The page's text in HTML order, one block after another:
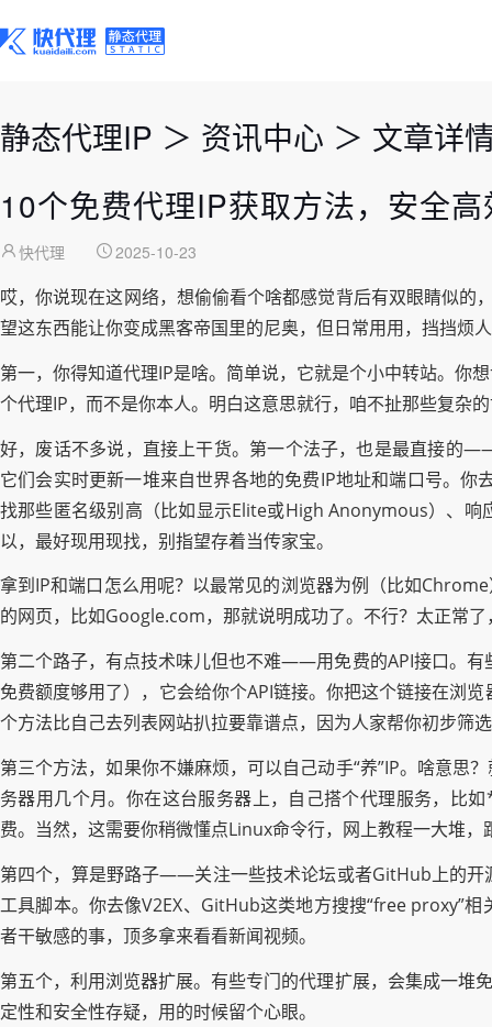
静态代理IP ＞ 资讯中心 ＞ 文章详
10个免费代理IP获取方法，安全
快代理 2025-10-23
哎，你说现在这网络，想偷偷看个啥都感觉背后有双眼睛似的
望这东西能让你变成黑客帝国里的尼奥，但日常用用，挡挡烦
第一，你得知道代理IP是啥。简单说，它就是个小中转站。你
个代理IP，而不是你本人。明白这意思就行，咱不扯那些复杂
好，废话不多说，直接上干货。第一个法子，也是最直接的
它们会实时更新一堆来自世界各地的免费IP地址和端口号。你
找那些匿名级别高（比如显示Elite或High Anonymous）、响
以，最好现用现找，别指望存着当传家宝。
拿到IP和端口怎么用呢？以最常见的浏览器为例（比如
的网页，比如Google.com，那就说明成功了。不行？太正常
第二个路子，有点技术味儿但也不难——用免费的API接口。有
免费额度够用了），它会给你个API链接。你把这个链接在浏
个方法比自己去列表网站扒拉要靠谱点，因为人家帮你初步筛
第三个方法，如果你不嫌麻烦，可以自己动手“养”IP。啥意思
务器用几个月。你在这台服务器上，自己搭个代理服务，比
费。当然，这需要你稍微懂点Linux命令行，网上教程一大堆
第四个，算是野路子——关注一些技术论坛或者GitHub上的开
工具脚本。你去像V2EX、GitHub这类地方搜搜“free proxy”
者干敏感的事，顶多拿来看看新闻视频。
第五个，利用浏览器扩展。有些专门的代理扩展，会集成一堆
定性和安全性存疑，用的时候留个心眼。